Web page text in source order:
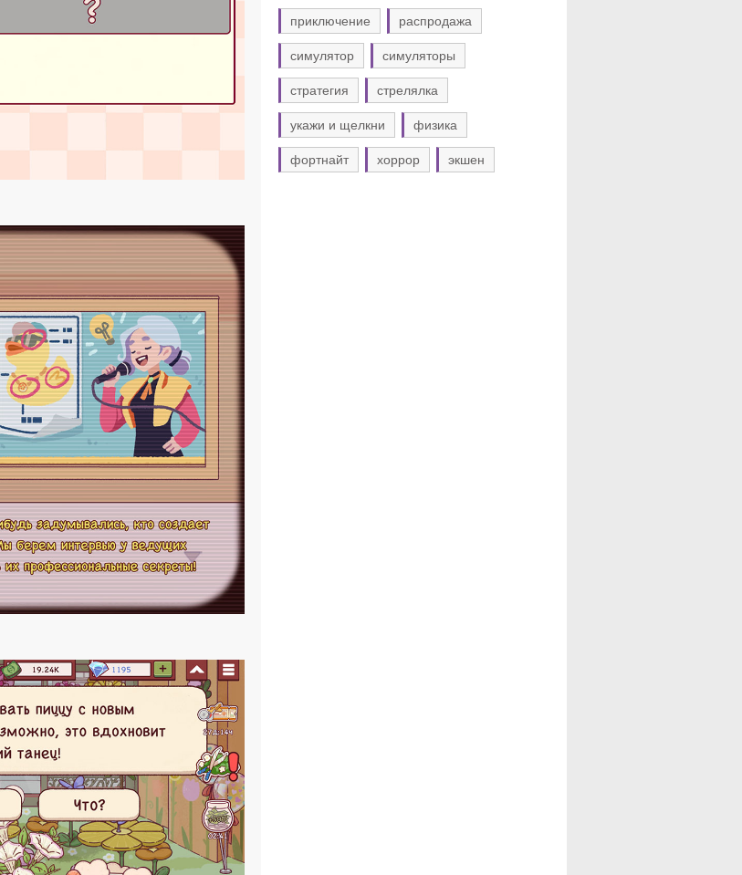
приключение распродажа
симулятор симуляторы
стратегия стрелялка
укажи и щелкни физика
фортнайт хоррор экшен